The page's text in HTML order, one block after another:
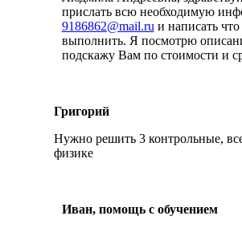
прислать всю необходимую
9186862@mail.ru и написать
выполнить. Я посмотрю
подскажу Вам по стоимости и
Григорий
Нужно решить 3 контрольные,
физике
Иван, помощь с обучением